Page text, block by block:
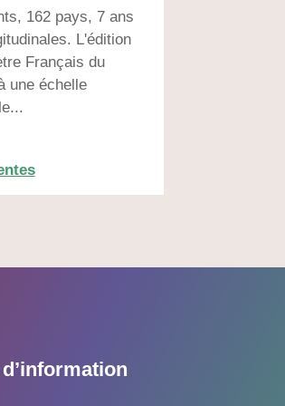
162 pays, 7 ans
L'édition
Français du
une échelle